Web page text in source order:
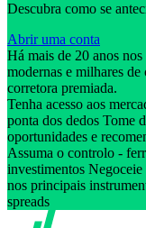
Descubra como se
Abrir uma conta
Há mais de 20 anos
modernas e milhares
corretora premiada.
Tenha acesso aos
ponta dos dedos Tome
oportunidades e
Assuma o controlo -
investimentos Negoceie
nos principais
spreads